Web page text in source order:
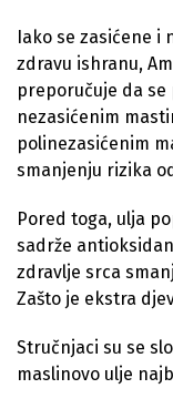
Iako se zasićene i
zdravu ishranu,
preporučuje da
nezasićenim
polinezasićenim
smanjenju rizika
Pored toga, ulja
sadrže
zdravlje srca
Zašto je ekstra
Stručnjaci su se
maslinovo ulje